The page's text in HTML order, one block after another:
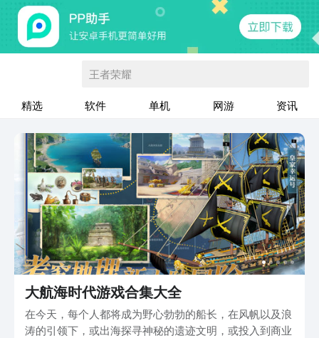
王者荣耀
精选 软件 单机 网游 资讯
大航海时代游戏合集大全
在今天，每个人都将成为野心勃勃的船长，在风帆以及浪
涛的引领下，或出海探寻神秘的遗迹文明，或投入到商业